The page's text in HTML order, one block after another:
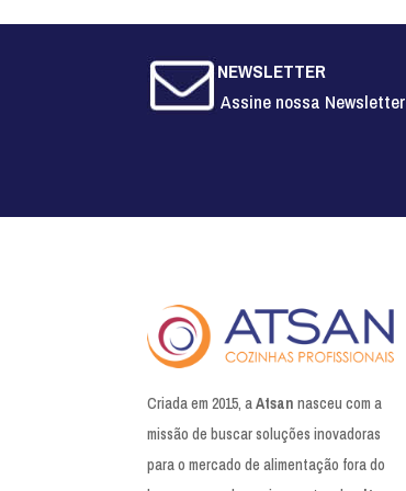
NEWSLETTER
Assine nossa Newsletter
Criada em 2015, aAtsan nasceu com a
missão de buscar soluções inovadoras
para o mercado de alimentação fora do